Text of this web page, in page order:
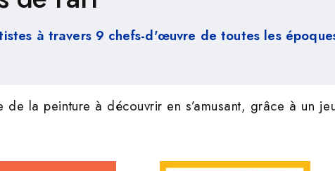
à travers 9 chefs-d'œuvre de toutes les
la peinture à découvrir en s’amusant, grâce à un